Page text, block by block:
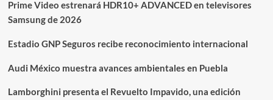
Prime Video estrenará HDR10+ ADVANCED en televisores
Samsung de 2026
Estadio GNP Seguros recibe reconocimiento internacional
Audi México muestra avances ambientales en Puebla
Lamborghini presenta el Revuelto Impavido, una edición